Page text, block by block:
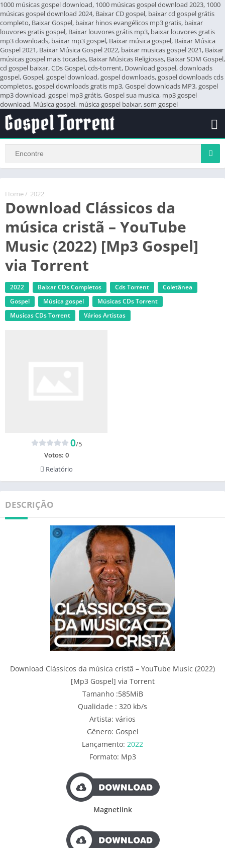
1000 músicas gospel download, 1000 músicas gospel download 2023, 1000
músicas gospel download 2024, Baixar CD gospel, baixar cd gospel grátis
completo, Baixar Gospel, baixar hinos evangélicos mp3 gratis, baixar
louvores gratis gospel, Baixar louvores grátis mp3, baixar louvores gratis
mp3 downloads, baixar mp3 gospel, Baixar música gospel, Baixar Música
Gospel 2021, Baixar Música Gospel 2022, baixar musicas gospel 2021, Baixar
músicas gospel mais tocadas, Baixar Músicas Religiosas, Baixar SOM Gospel,
cd gospel baixar, CDs Gospel, cds-torrent, Download gospel, downloads
gospel, Gospel, gospel download, gospel downloads, gospel downloads cds
completos, gospel downloads gratis mp3, Gospel downloads MP3, gospel
mp3 download, gospel mp3 grátis, Gospel sua musica, mp3 gospel
download, Música gospel, música gospel baixar, som gospel
Home / 2022
Download Clássicos da
música cristã – YouTube
Music (2022) [Mp3 Gospel]
via Torrent
2022 Baixar CDs Completos Cds Torrent
Coletânea
Gospel
Música gospel
‎Músicas CDs Torrent
‎Musicas CDs Torrent
Vários Artistas
0/5
Votos: 0
Relatório
DESCRIÇÃO
Download Clássicos da música cristã – YouTube Music (2022)
[Mp3 Gospel] via Torrent
Tamanho :585MiB
Qualidade : 320 kb/s
Artista: vários
Gênero: Gospel
Lançamento: 2022
Formato: Mp3
Magnetlink